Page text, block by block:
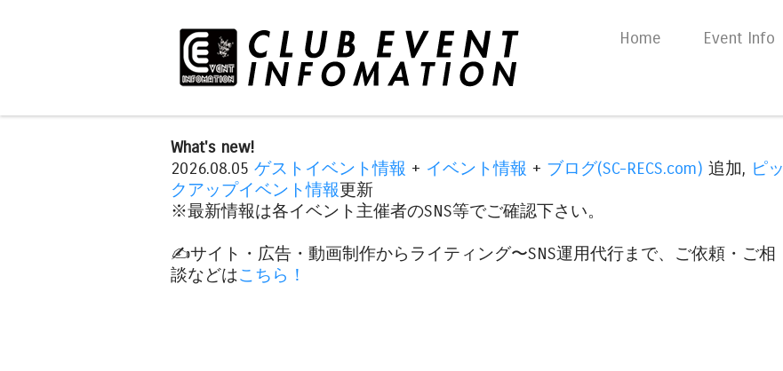
Skip to content
Home Event Info
What's new!
2026.08.05 ゲストイベント情報 + イベント情報 + ブログ(SC-RECS.com) 追加, ピッ
クアップイベント情報更新
※最新情報は各イベント主催者のSNS等でご確認下さい。
✍️サイト・広告・動画制作からライティング〜SNS運用代行まで、ご依頼・ご相
談などはこちら！